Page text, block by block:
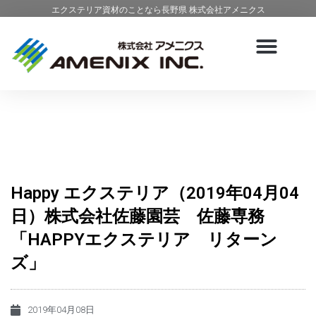
エクステリア資材のことなら長野県 株式会社アメニクス
Happy エクステリア（2019年04月04
日）株式会社佐藤園芸 佐藤専務
「HAPPYエクステリア リターン
ズ」
2019年04月08日